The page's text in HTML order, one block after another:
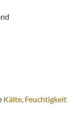
Kälte, Feuchtigkeit